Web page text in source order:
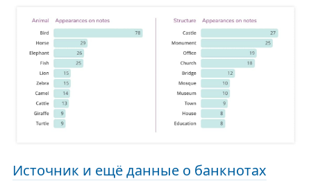
Источник и ещё данные о банкнотах